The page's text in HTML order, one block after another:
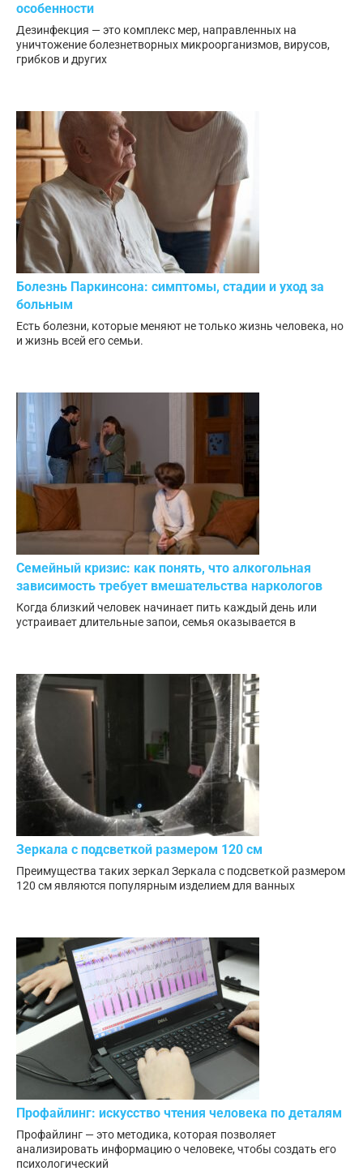
особенности
Дезинфекция — это комплекс мер, направленных на
уничтожение болезнетворных микроорганизмов, вирусов,
грибков и других
Болезнь Паркинсона: симптомы, стадии и уход за
больным
Есть болезни, которые меняют не только жизнь человека, но
и жизнь всей его семьи.
Семейный кризис: как понять, что алкогольная
зависимость требует вмешательства наркологов
Когда близкий человек начинает пить каждый день или
устраивает длительные запои, семья оказывается в
Зеркала с подсветкой размером 120 см
Преимущества таких зеркал Зеркала с подсветкой размером
120 см являются популярным изделием для ванных
Профайлинг: искусство чтения человека по деталям
Профайлинг — это методика, которая позволяет
анализировать информацию о человеке, чтобы создать его
психологический